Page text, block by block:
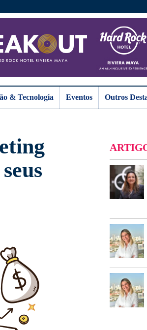
& Tecnologia Eventos Outros